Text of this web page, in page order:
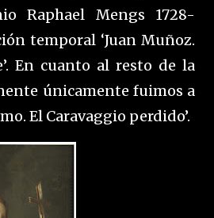
Raphael Mengs 1728-
temporal ‘Juan Muñoz.
En cuanto al resto de la
únicamente fuimos a
El Caravaggio perdido’.